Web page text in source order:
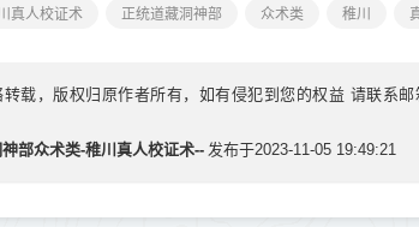
真人校证术 正统道藏洞神部 众术类 稚川
载，版权归原作者所有，如有侵犯到您的权益 请联系
部众术类-稚川真人校证术-- 发布于2023-11-05 19:49:21